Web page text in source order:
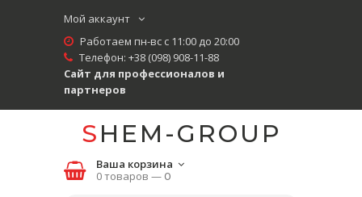
Мой аккаунт
Работаем пн-вс с 11:00 до 20:00
Телефон: +38 (098) 908-11-88
Сайт для профессионалов и
партнеров
SHEM-GROUP
Ваша корзина
0 товаров —0